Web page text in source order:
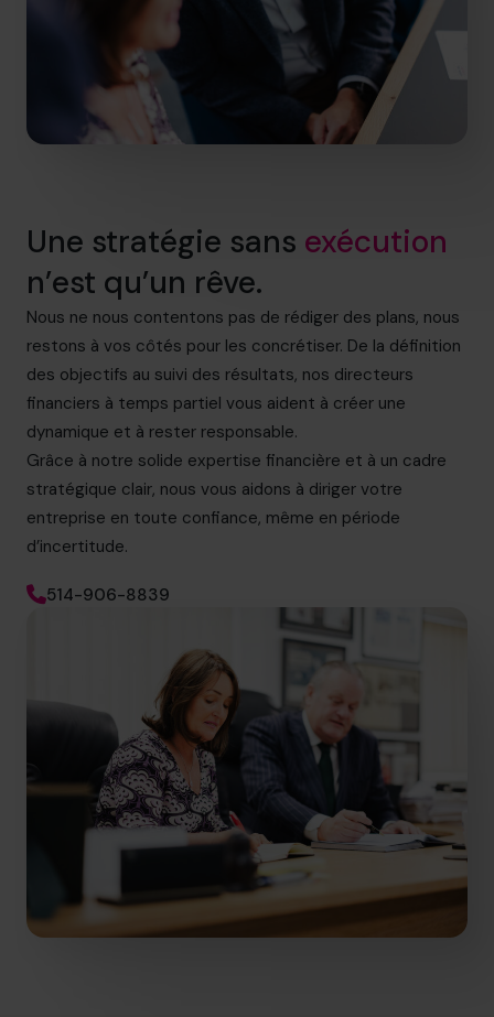
Une stratégie sans exécution
n’est qu’un rêve.
Nous ne nous contentons pas de rédiger des plans, nous
restons à vos côtés pour les concrétiser. De la définition
des objectifs au suivi des résultats, nos directeurs
financiers à temps partiel vous aident à créer une
dynamique et à rester responsable.
Grâce à notre solide expertise financière et à un cadre
stratégique clair, nous vous aidons à diriger votre
entreprise en toute confiance, même en période
d’incertitude.
514-906-8839